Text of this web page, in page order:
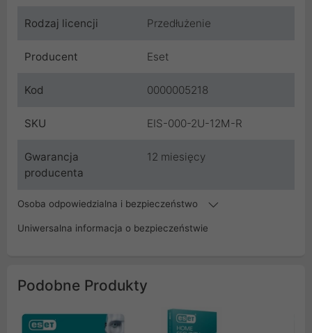
Rodzaj licencji Przedłużenie
Producent Eset
Kod 0000005218
SKU EIS-000-2U-12M-R
Gwarancja
producenta
12 miesięcy
Osoba odpowiedzialna i bezpieczeństwo
Uniwersalna informacja o bezpieczeństwie
Podobne Produkty